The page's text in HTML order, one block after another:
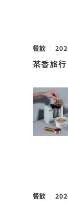
餐飲
茶香旅
餐飲